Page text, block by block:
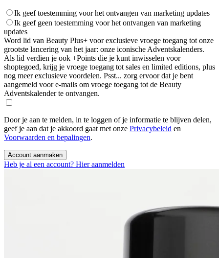
Ik geef toestemming voor het ontvangen van marketing updates
Ik geef geen toestemming voor het ontvangen van marketing
updates
Word lid van Beauty Plus+ voor exclusieve vroege toegang tot onze
grootste lancering van het jaar: onze iconische Adventskalenders.
Als lid verdien je ook +Points die je kunt inwisselen voor
shoptegoed, krijg je vroege toegang tot sales en limited editions, plus
nog meer exclusieve voordelen. Psst... zorg ervoor dat je bent
aangemeld voor e-mails om vroege toegang tot de Beauty
Adventskalender te ontvangen.
Door je aan te melden, in te loggen of je informatie te blijven delen,
geef je aan dat je akkoord gaat met onze Privacybeleid en
Voorwaarden en bepalingen.
Account aanmaken
Heb je al een account? Hier aanmelden